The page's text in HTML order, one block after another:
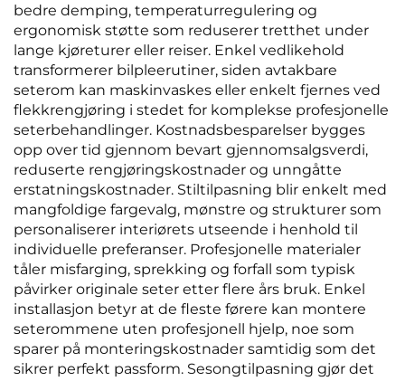
bedre demping, temperaturregulering og
ergonomisk støtte som reduserer tretthet under
lange kjøreturer eller reiser. Enkel vedlikehold
transformerer bilpleerutiner, siden avtakbare
seterom kan maskinvaskes eller enkelt fjernes ved
flekkrengjøring i stedet for komplekse profesjonelle
seterbehandlinger. Kostnadsbesparelser bygges
opp over tid gjennom bevart gjennomsalgsverdi,
reduserte rengjøringskostnader og unngåtte
erstatningskostnader. Stiltilpasning blir enkelt med
mangfoldige fargevalg, mønstre og strukturer som
personaliserer interiørets utseende i henhold til
individuelle preferanser. Profesjonelle materialer
tåler misfarging, sprekking og forfall som typisk
påvirker originale seter etter flere års bruk. Enkel
installasjon betyr at de fleste førere kan montere
seterommene uten profesjonell hjelp, noe som
sparer på monteringskostnader samtidig som det
sikrer perfekt passform. Sesongtilpasning gjør det